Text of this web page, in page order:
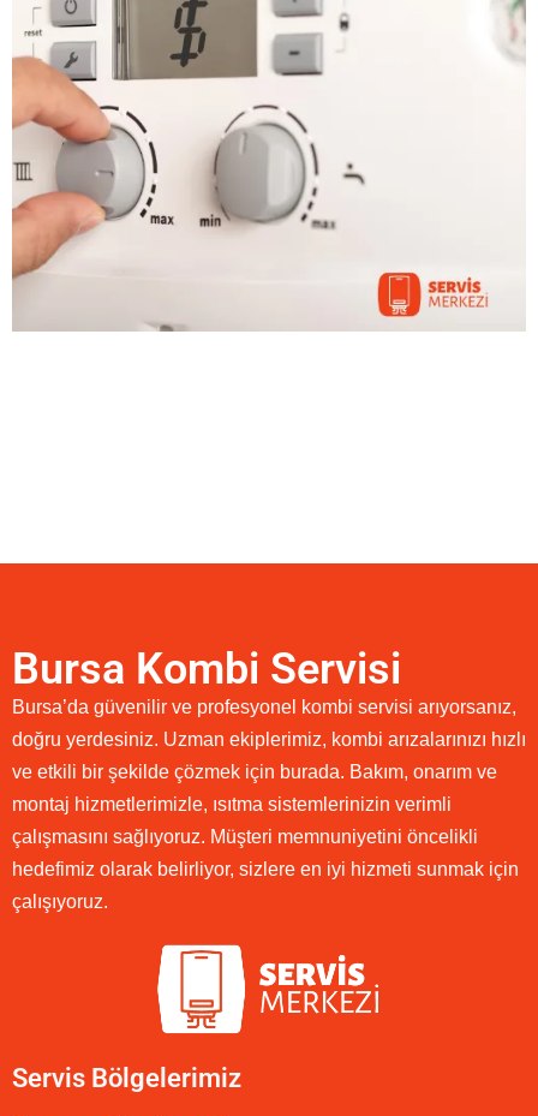
Bursa Kombi Servisi
Bursa’da güvenilir ve profesyonel kombi servisi arıyorsanız,
doğru yerdesiniz. Uzman ekiplerimiz, kombi arızalarınızı hızlı
ve etkili bir şekilde çözmek için burada. Bakım, onarım ve
montaj hizmetlerimizle, ısıtma sistemlerinizin verimli
çalışmasını sağlıyoruz. Müşteri memnuniyetini öncelikli
hedefimiz olarak belirliyor, sizlere en iyi hizmeti sunmak için
çalışıyoruz.
Servis Bölgelerimiz